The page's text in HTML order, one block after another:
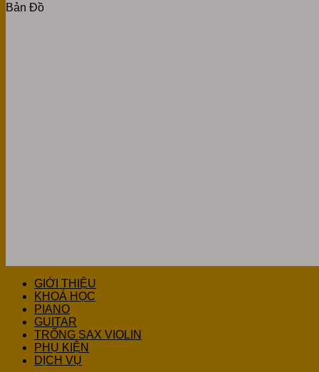
Bản Đồ
GIỚI THIỆU
KHOÁ HỌC
PIANO
GUITAR
TRỐNG SAX VIOLIN
PHỤ KIỆN
DỊCH VỤ